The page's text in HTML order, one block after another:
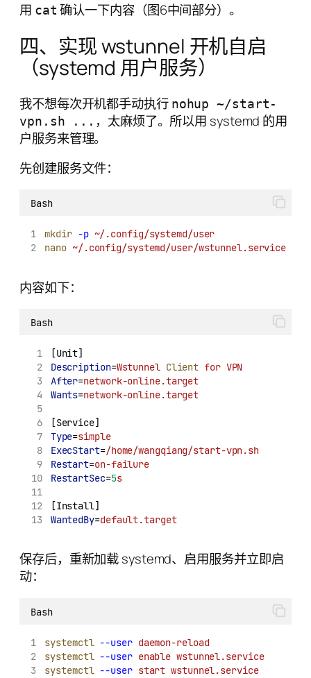
用 cat 确认一下内容（图6中间部分）。
四、实现 wstunnel 开机自启
（systemd 用户服务）
我不想每次开机都手动执行 nohup ~/start-
vpn.sh ... ，太麻烦了。所以用 systemd 的用
户服务来管理。
先创建服务文件：
Bash
mkdir -p ~/.config/systemd/user
nano ~/.config/systemd/user/wstunnel.service
内容如下：
Bash
[Unit]
Description=Wstunnel Client for VPN
After=network-online.target
Wants=network-online.target
[Service]
Type=simple
ExecStart=/home/wangqiang/start-vpn.sh
Restart=on-failure
RestartSec=5s
[Install]
WantedBy=default.target
保存后，重新加载 systemd、启用服务并立即启
动：
Bash
systemctl --user daemon-reload
systemctl --user enable wstunnel.service
systemctl --user start wstunnel.service